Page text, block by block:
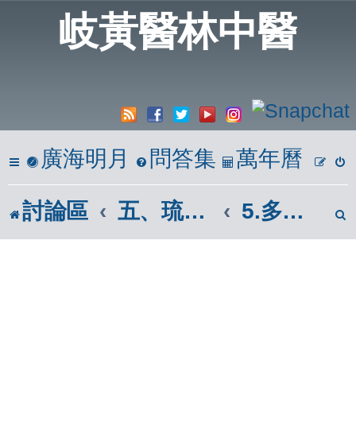
岐黃醫林中醫
廣海明月 問答集 萬年曆
討論區 五、琉璃仙境 5.多肉植物區